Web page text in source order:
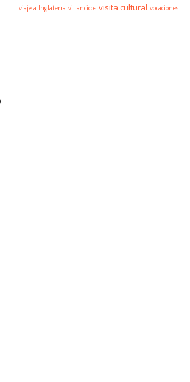
viaje a Inglaterra villancicos visita cultural vocaciones